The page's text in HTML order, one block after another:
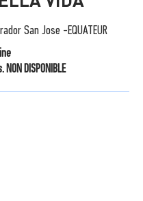
San Jose -EQUATEUR
DISPONIBLE